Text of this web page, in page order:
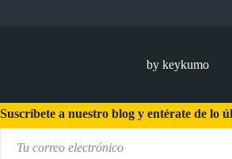
by keykumo
Suscríbete a nuestro blog y entérate de lo